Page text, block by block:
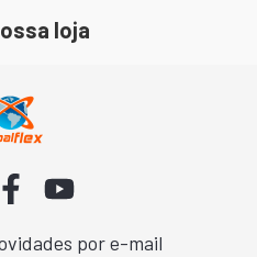
loja
por e-mail